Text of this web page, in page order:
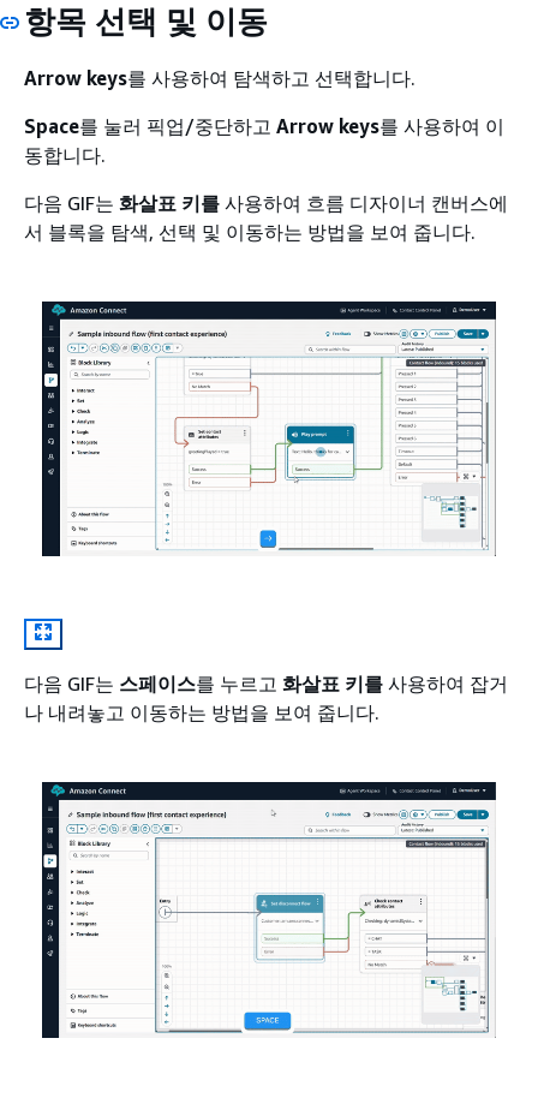
항목 선택 및 이동
Arrow keys를 사용하여 탐색하고 선택합니다.
Space를 눌러 픽업/중단하고 Arrow keys를 사용하여 이
동합니다.
다음 GIF는 화살표 키를 사용하여 흐름 디자이너 캔버스에
서 블록을 탐색, 선택 및 이동하는 방법을 보여 줍니다.
다음 GIF는 스페이스를 누르고 화살표 키를 사용하여 잡거
나 내려놓고 이동하는 방법을 보여 줍니다.